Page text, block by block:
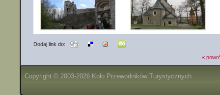
Dodaj link do:
«
Copyright © 2003-2026 Koło Przewodników Turystycznych